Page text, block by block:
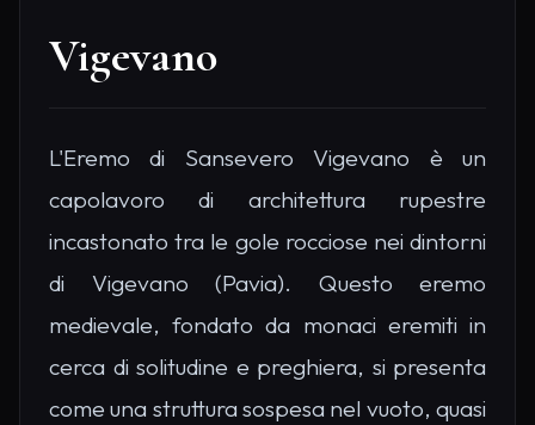
Vigevano
L'Eremo di Sansevero Vigevano è un
capolavoro di architettura rupestre
incastonato tra le gole rocciose nei dintorni
di Vigevano (Pavia). Questo eremo
medievale, fondato da monaci eremiti in
cerca di solitudine e preghiera, si presenta
come una struttura sospesa nel vuoto, quasi